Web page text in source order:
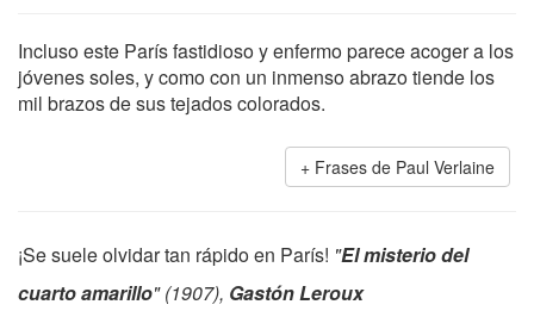
Incluso este París fastidioso y enfermo parece acoger a los
jóvenes soles, y como con un inmenso abrazo tiende los
mil brazos de sus tejados colorados.
Frases de Paul Verlaine
¡Se suele olvidar tan rápido en París! "El misterio del
cuarto amarillo" (1907), Gastón Leroux